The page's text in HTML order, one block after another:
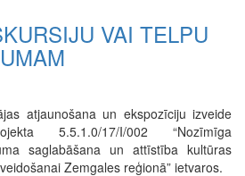
VAI TELPU
atjaunošana un ekspozīciju izveide
5.5.1.0/17/I/002 “Nozīmīga
saglabāšana un attīstība kultūras
Zemgales reģionā” ietvaros.